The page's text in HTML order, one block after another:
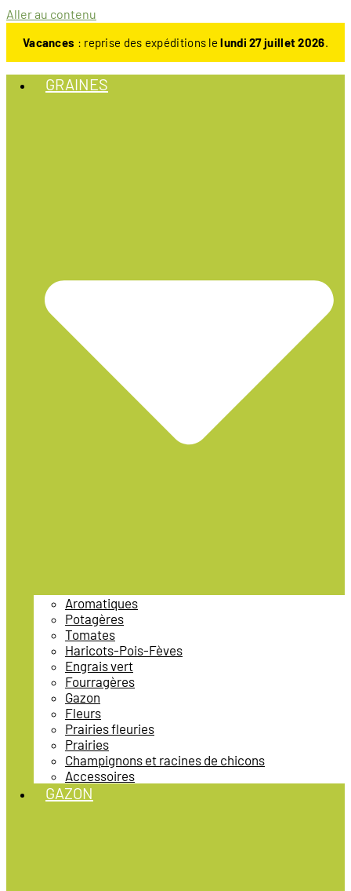
Aller au contenu
Vacances : reprise des expéditions lelundi 27 juillet 2026.
GRAINES
Aromatiques
Potagères
Tomates
Haricots-Pois-Fèves
Engrais vert
Fourragères
Gazon
Fleurs
Prairies fleuries
Prairies
Champignons et racines de chicons
Accessoires
GAZON